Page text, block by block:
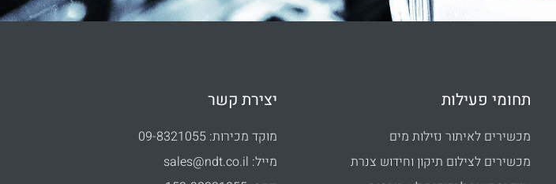
תחומי פעילות
מכשירים לאיתור נזילות מים
מכשירים לצילום תיקון וחידוש צנרת
יצירת קשר
מוקד מכירות: 09-8321055
מייל: sales@ndt.co.il